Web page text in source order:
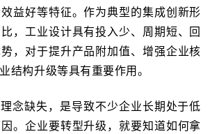
益好等特征。作为典型的集成创新形
，工业设计具有投入少、周期短、回
，对于提升产品附加值、增强企业核
结构升级等具有重要作用。
念缺失，是导致不少企业长期处于低
。 企业要转型升级，就要知道如何拿